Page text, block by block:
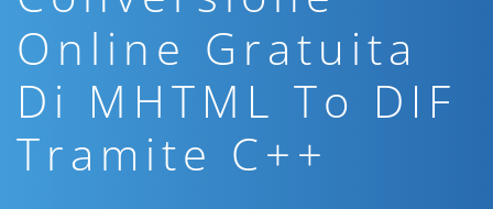
Online Gratuita
Di MHTML To DIF
Tramite C++